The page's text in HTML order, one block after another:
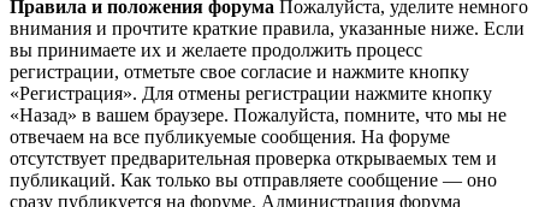
Правила и положения форума Пожалуйста, уделите немного
внимания и прочтите краткие правила, указанные ниже. Если
вы принимаете их и желаете продолжить процесс
регистрации, отметьте свое согласие и нажмите кнопку
«Регистрация». Для отмены регистрации нажмите кнопку
«Назад» в вашем браузере. Пожалуйста, помните, что мы не
отвечаем на все публикуемые сообщения. На форуме
отсутствует предварительная проверка открываемых тем и
публикаций. Как только вы отправляете сообщение — оно
сразу публикуется на форуме. Администрация форума